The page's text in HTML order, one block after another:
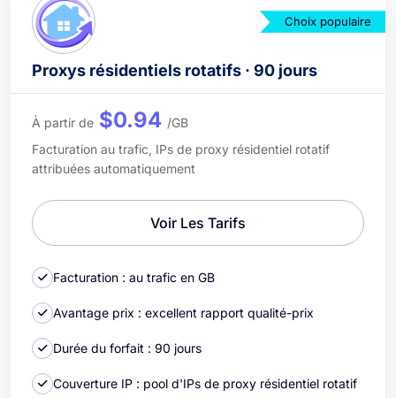
Choix populaire
Proxys résidentiels rotatifs · 90 jours
À partir de $0.94 /GB
Facturation au trafic, IPs de proxy résidentiel rotatif
attribuées automatiquement
Voir Les Tarifs
Facturation : au trafic en GB
Avantage prix : excellent rapport qualité-prix
Durée du forfait : 90 jours
Couverture IP : pool d'IPs de proxy résidentiel rotatif